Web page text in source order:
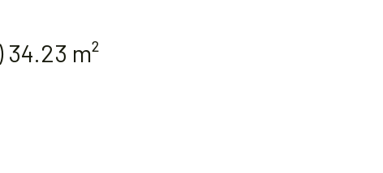
Appartement 2 pièce(s) 1 chambre(s) 34.23 m²